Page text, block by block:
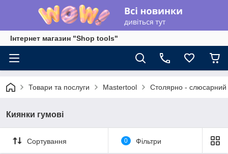
Інтернет магазин "Shop tools"
Товари та послуги Mastertool Столярно - слюсарний
Киянки гумові
Сортування 0 Фільтри